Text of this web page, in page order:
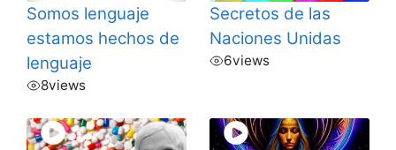
Somos lenguaje
estamos hechos de
lenguaje
8views
Secretos de las
Naciones Unidas
6views